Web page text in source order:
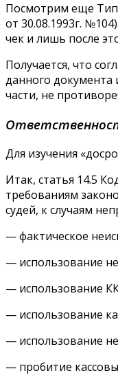
Посмотрим еще
от 30.08.1993г.
чек и лишь после
Получается, что
данного документа
части, не
Для изучения
Итак, статья 14.5
требованиям
судей, к случаям
— фактическое
— использование
— использование
— использование
— использование
— пробитие